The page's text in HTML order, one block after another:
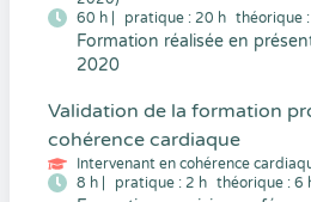
60 h |
pratique : 20 h théorique
Formation réalisée en
2020
Validation de la formation
cohérence cardiaque
Intervenant en cohérence
8 h |
pratique : 2 h théorique : 6